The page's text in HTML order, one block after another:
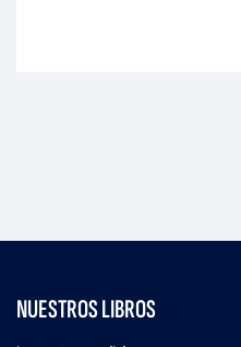
NUESTROS LIBROS